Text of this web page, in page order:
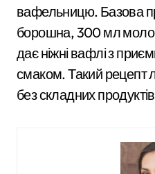
вафельницю. Базова
борошна, 300 мл
дає ніжні вафлі з
смаком. Такий рецепт
без складних продуктів